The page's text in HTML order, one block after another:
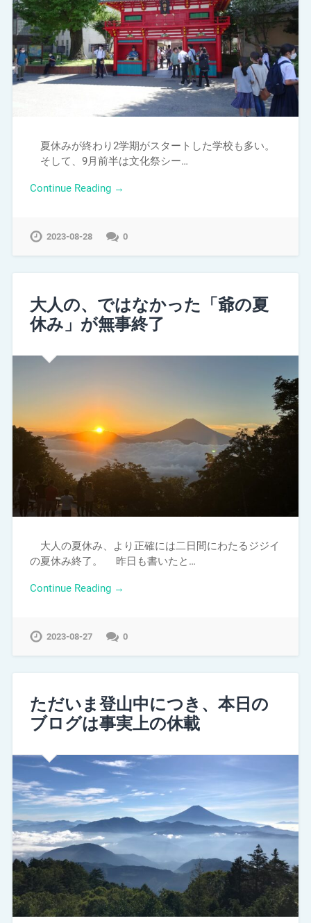
夏休みが終わり2学期がスタートした学校も多い。
そして、9月前半は文化祭シー…
Continue Reading →
2023-08-28 0
大人の、ではなかった「爺の夏
休み」が無事終了
大人の夏休み、より正確には二日間にわたるジジイ
の夏休み終了。 昨日も書いたと…
Continue Reading →
2023-08-27 0
ただいま登山中につき、本日の
ブログは事実上の休載